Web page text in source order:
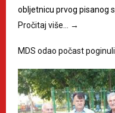
obljetnicu prvog pisanog
Pročitaj više…
→
MDS odao počast